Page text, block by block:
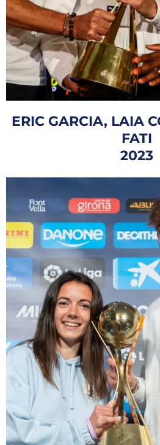
ERIC GARCIA, LAIA
FATI
2023